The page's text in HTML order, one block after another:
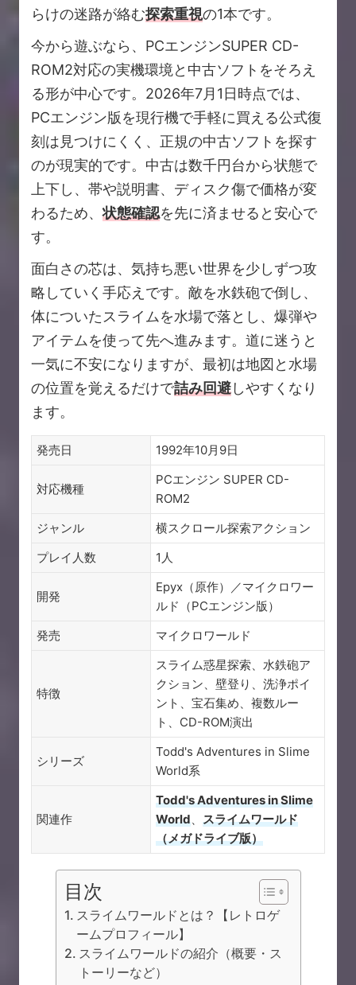
らけの迷路が絡む探索重視の1本です。
今から遊ぶなら、PCエンジンSUPER CD-
ROM2対応の実機環境と中古ソフトをそろえ
る形が中心です。2026年7月1日時点では、
PCエンジン版を現行機で手軽に買える公式復
刻は見つけにくく、正規の中古ソフトを探す
のが現実的です。中古は数千円台から状態で
上下し、帯や説明書、ディスク傷で価格が変
わるため、状態確認を先に済ませると安心で
す。
面白さの芯は、気持ち悪い世界を少しずつ攻
略していく手応えです。敵を水鉄砲で倒し、
体についたスライムを水場で落とし、爆弾や
アイテムを使って先へ進みます。道に迷うと
一気に不安になりますが、最初は地図と水場
の位置を覚えるだけで詰み回避しやすくなり
ます。
発売日 1992年10月9日
対応機種
PCエンジン SUPER CD-
ROM2
ジャンル
横スクロール探索アクション
プレイ人数
1人
開発
Epyx（原作）／マイクロワー
ルド（PCエンジン版）
発売
マイクロワールド
特徴
スライム惑星探索、水鉄砲ア
クション、壁登り、洗浄ポイ
ント、宝石集め、複数ルー
ト、CD-ROM演出
シリーズ
Todd's Adventures in Slime
World系
関連作
Todd's Adventures in Slime
World、 スライムワールド
（メガドライブ版）
目次
スライムワールドとは？【レトロゲ
ームプロフィール】
スライムワールドの紹介（概要・ス
トーリーなど）